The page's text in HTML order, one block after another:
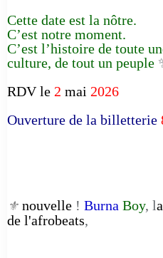
Cette date est la nôtre.
C’est notre moment.
C’est l’histoire de toute
culture, de tout un peuple
RDV le 2 mai 2026
Ouverture de la billetterie
⚜️ nouvelle ! Burna Boy, l
de l'afrobeats,